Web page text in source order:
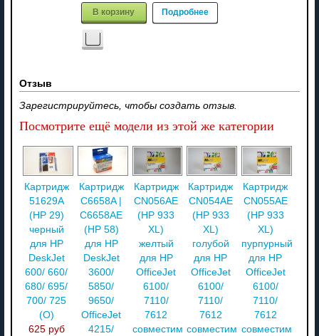
В корзину Подробнее
Отзыв
Зарегистрируйтесь, чтобы создать отзыв.
Посмотрите ещё модели из этой же категории
Картридж
51629A
(HP 29)
черный
для HP
DeskJet
600/ 660/
680/ 695/
700/ 725
(О)
625 руб
Картридж
C6658A |
C6658AE
(HP 58)
для HP
DeskJet
3600/
5850/
9650/
OfficeJet
4215/
Картридж
CN056AE
(HP 933
XL)
желтый
для HP
OfficeJet
6100/
7110/
7612
совместимый
Картридж
CN054AE
(HP 933
XL)
голубой
для HP
OfficeJet
6100/
7110/
7612
совместимый
Картридж
CN055AE
(HP 933
XL)
пурпурный
для HP
OfficeJet
6100/
7110/
7612
совместимый